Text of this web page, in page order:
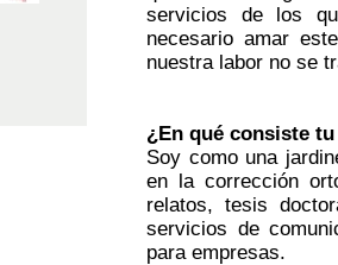
servicios de los
necesario amar
nuestra labor no se
¿En qué consiste
Soy como una
en la corrección
relatos, tesis
servicios de
para empresas.